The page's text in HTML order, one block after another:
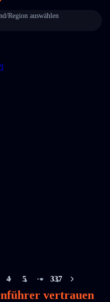
Region auswählen
4 5
More pages
337
vertrauen